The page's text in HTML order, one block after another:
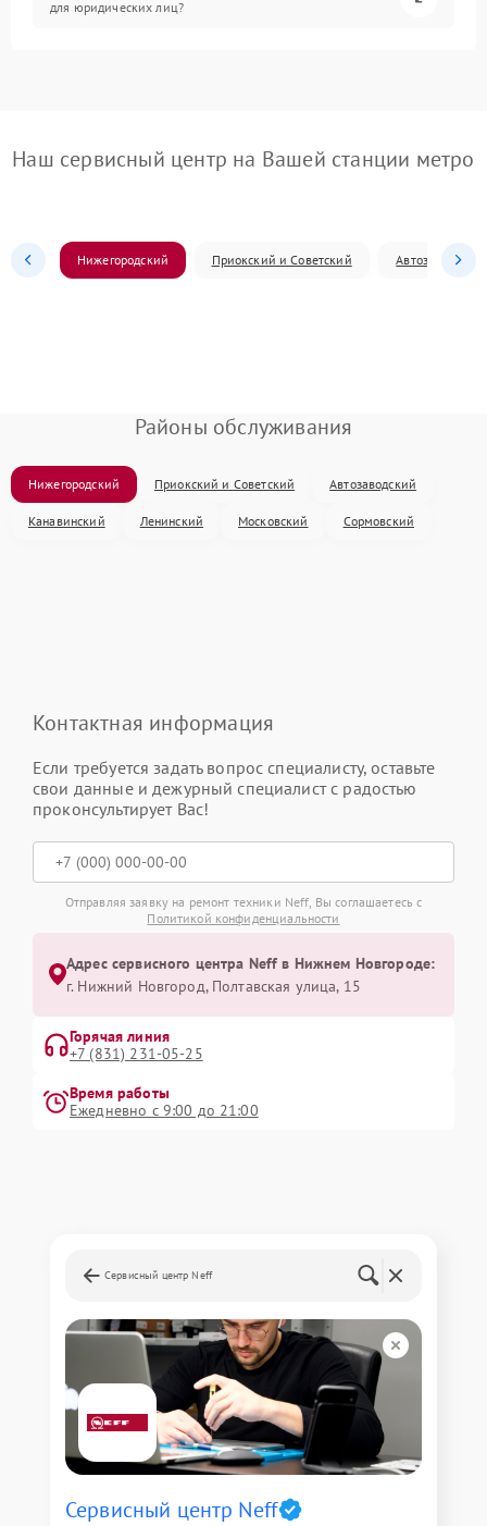
для юридических лиц?
Наш сервисный центр на Вашей станции метро
Нижегородский Приокский и Советский Автозаводский
Районы обслуживания
Нижегородский Приокский и Советский Автозаводский
Канавинский Ленинский Московский Сормовский
Контактная информация
Если требуется задать вопрос специалисту, оставьте
свои данные и дежурный специалист с радостью
проконсультирует Вас!
Отправляя заявку на ремонт техники Neff, Вы соглашаетесь с
Политикой конфиденциальности
Адрес сервисного центра Neff в Нижнем Новгороде:
г. Нижний Новгород, Полтавская улица, 15
Горячая линия
+7 (831) 231-05-25
Время работы
Ежедневно с 9:00 до 21:00
Сервисный центр Neff
Сервисный центр Neff